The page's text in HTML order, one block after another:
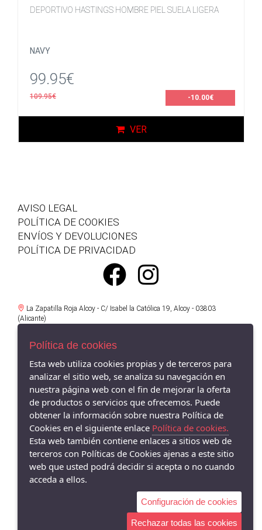
DEPORTIVO HASTINGS HOMBRE PIEL SUELA LIGERA
NAVY
99.95€
109.95€ -10.00€
VER
AVISO LEGAL
POLÍTICA DE COOKIES
ENVÍOS Y DEVOLUCIONES
POLÍTICA DE PRIVACIDAD
La Zapatilla Roja Alcoy - C/ Isabel la Católica 19, Alcoy - 03803
(Alicante)
La Zapatilla Roja en Alameda Alcoy - Av/ Alameda Camilo Sexto 19,
Alcoy - 03803 (Alicante)
La Zapatilla Roja Cocentaina - Av/ Passeig del Comtat 63, Cocentaina -
03820 (Alicante)
965590962
La Zapatilla Roja El Campello - Av/ San Bartolomé 62, El Campello -
03560 (Alicante)
966055895
Política de cookies
Esta web utiliza cookies propias y de terceros para
analizar el sitio web, se analiza su navegación en
nuestra página web con el fin de mejorar la oferta
de productos o servicios que ofrecemos. Puede
obtener la información sobre nuestra Política de
Cookies en el siguiente enlace Política de cookies.
Esta web también contiene enlaces a sitios web de
terceros con Políticas de Cookies ajenas a este sitio
web que usted podrá decidir si acepta o no cuando
acceda a ellos.
Configuración de cookies
Rechazar todas las cookies